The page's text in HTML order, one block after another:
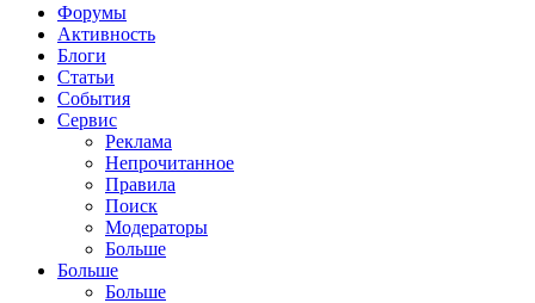
Форумы
Активность
Блоги
Статьи
События
Сервис
Реклама
Непрочитанное
Правила
Поиск
Модераторы
Больше
Больше
Больше